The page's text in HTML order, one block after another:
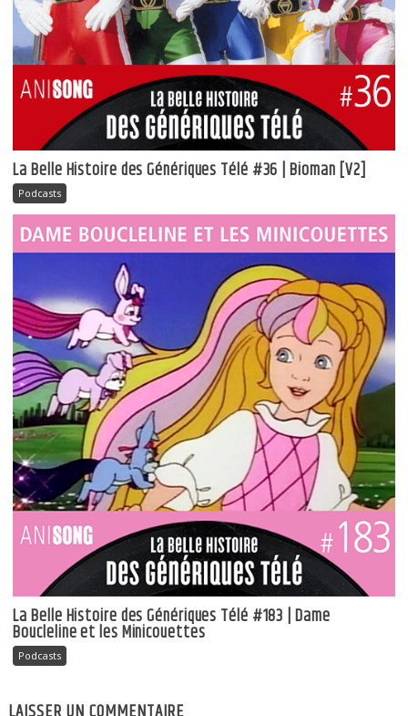
La Belle Histoire des Génériques Télé #36 | Bioman [V2]
Podcasts
La Belle Histoire des Génériques Télé #183 | Dame
Boucleline et les Minicouettes
Podcasts